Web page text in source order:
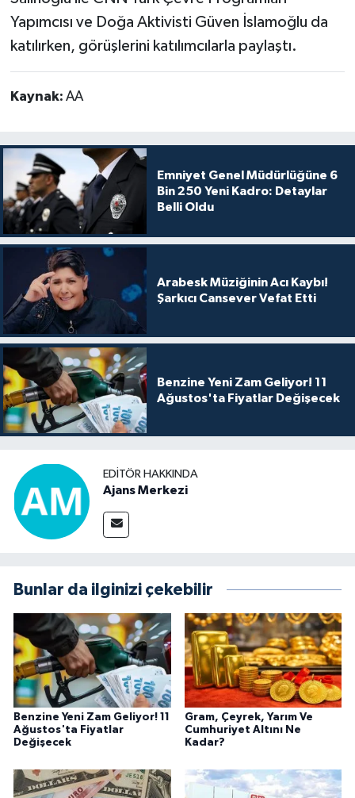
Yapımcısı ve Doğa Aktivisti Güven İslamoğlu da
katılırken, görüşlerini katılımcılarla paylaştı.
Kaynak: AA
Emniyet Genel Müdürlüğüne 6
Bin 250 Yeni Kadro: Detaylar
Belli Oldu
Arabesk Müziğinin Acı Kaybı!
Şarkıcı Cansever Vefat Etti
Benzine Yeni Zam Geliyor! 11
Ağustos'ta Fiyatlar Değişecek
EDITÖR HAKKINDA
Ajans Merkezi
Bunlar da ilginizi çekebilir
Benzine Yeni Zam Geliyor! 11
Ağustos'ta Fiyatlar
Değişecek
Gram, Çeyrek, Yarım Ve
Cumhuriyet Altını Ne
Kadar?